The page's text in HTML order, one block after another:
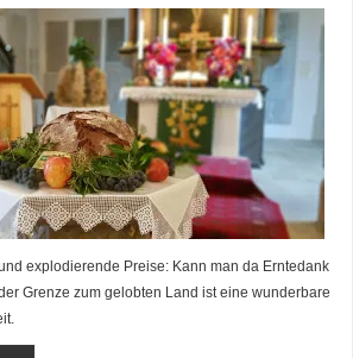
explodierende Preise: Kann man da Erntedank
Grenze zum gelobten Land ist eine wunderbare